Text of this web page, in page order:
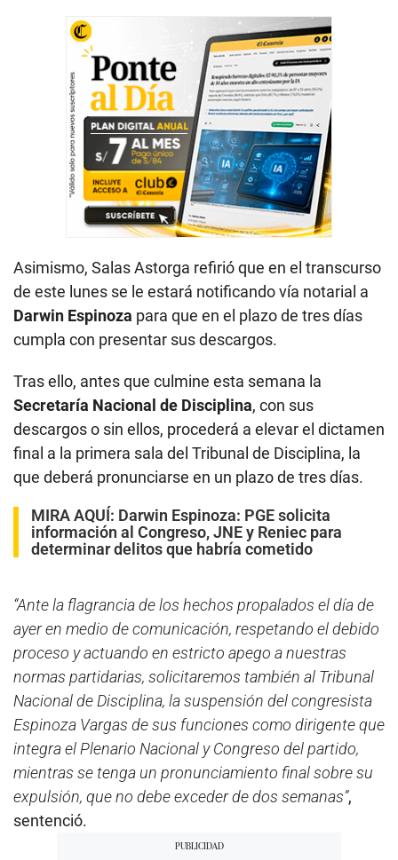
Asimismo, Salas Astorga refirió que en el transcurso
de este lunes se le estará notificando vía notarial a
Darwin Espinoza para que en el plazo de tres días
cumpla con presentar sus descargos.
Tras ello, antes que culmine esta semana la
Secretaría Nacional de Disciplina, con sus
descargos o sin ellos, procederá a elevar el dictamen
final a la primera sala del Tribunal de Disciplina, la
que deberá pronunciarse en un plazo de tres días.
MIRA AQUÍ: Darwin Espinoza: PGE solicita
información al Congreso, JNE y Reniec para
determinar delitos que habría cometido
“Ante la flagrancia de los hechos propalados el día de
ayer en medio de comunicación, respetando el debido
proceso y actuando en estricto apego a nuestras
normas partidarias, solicitaremos también al Tribunal
Nacional de Disciplina, la suspensión del congresista
Espinoza Vargas de sus funciones como dirigente que
integra el Plenario Nacional y Congreso del partido,
mientras se tenga un pronunciamiento final sobre su
expulsión, que no debe exceder de dos semanas”,
sentenció.